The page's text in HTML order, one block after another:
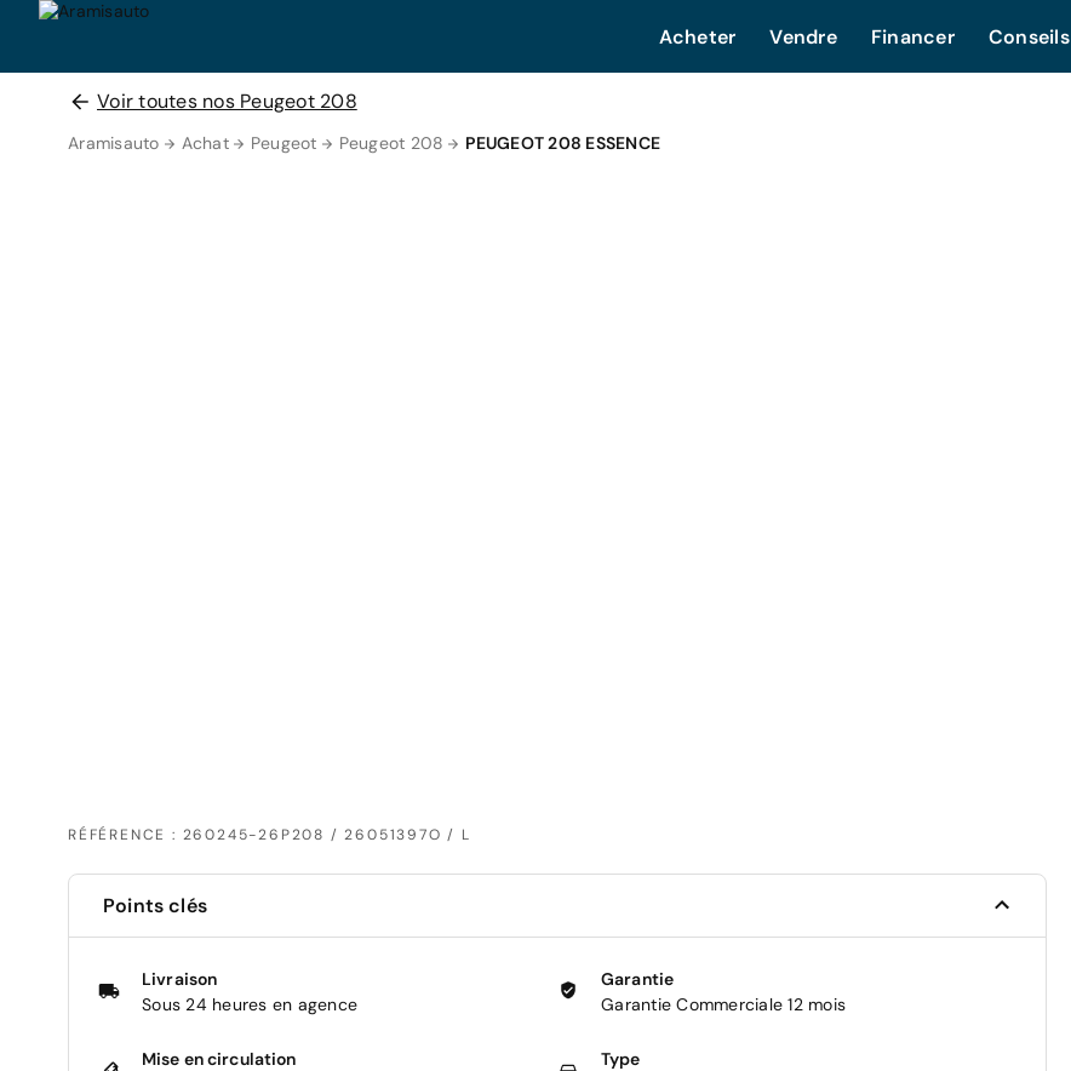
Acheter Vendre Financer Conseils
Voir toutes nos Peugeot 208
Aramisauto Achat Peugeot Peugeot 208 PEUGEOT 208 ESSENCE
RÉFÉRENCE : 260245-26P208 / 26051397O / L
Points clés
Livraison
Sous 24 heures en agence
Garantie
Garantie Commerciale 12 mois
Mise en circulation
Type